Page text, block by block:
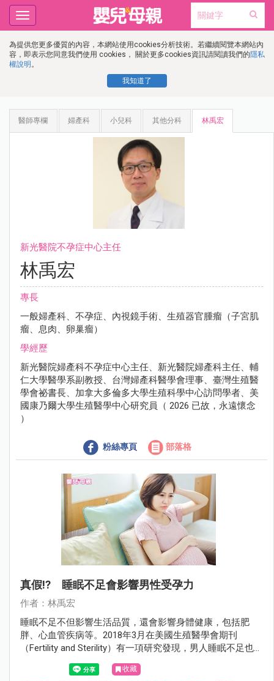
為提供您更多優質的內容，本網站使用cookies分析技術。若繼續閱覽本網站內
容，即表示您同意我們使用 cookies， 關於更多cookies資訊請閱讀我們的隱私
權說明 。
我知道了
Toggle
navigation
醫師專欄 婦產科 小兒科 其他分科 林禹宏
新光醫院不孕症中心主任
林禹宏
專長
一般婦產科、不孕症、內視鏡手術、生殖器官腫瘤（子宮肌
瘤、息肉、卵巢瘤）
學經歷
新光醫院婦產科不孕症中心主任、新光醫院婦產科主任、輔
仁大學醫學系副教授、台灣婦產科醫學會理事、臺灣生殖醫
學會祕書長、加拿大多倫多大學生殖科學中心訪問學者、美
國康乃爾大學生殖醫學中心研究員（ 2026 已故，永遠懷念
）
粉絲專頁 部落格
真假!? 睡眠不足會影響男性受孕力
作者：林禹宏
睡眠不足不但影響生活品質，還會影響身體健康，包括肥
胖、心血管疾病等。2018年3月在美國生殖醫學會期刊
（Fertility and Sterility）有一項研究發現，男人睡眠不足也會
影響受孕能力。
收藏